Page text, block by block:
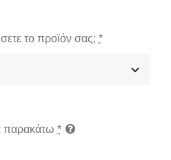
το προϊόν σας; *
παρακάτω *